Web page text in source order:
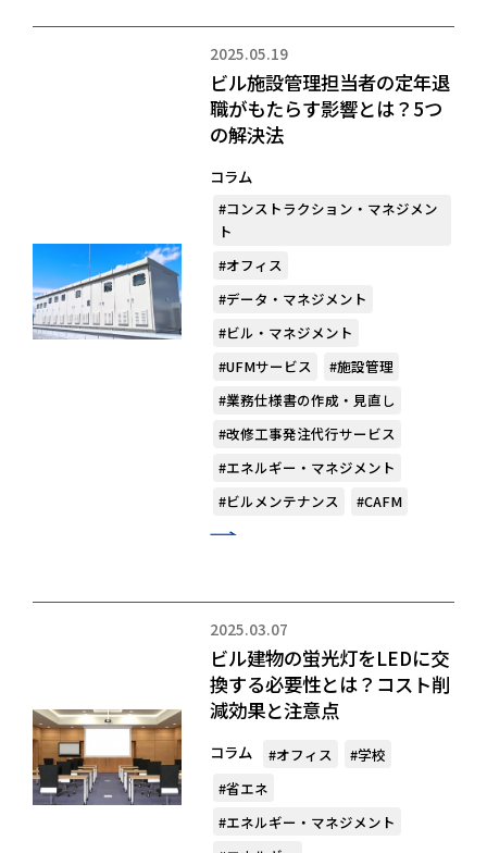
2025.05.19
ビル施設管理担当者の定年退
職がもたらす影響とは？5つ
の解決法
コラム
#コンストラクション・マネジメン
ト
#オフィス
#データ・マネジメント
#ビル・マネジメント
#UFMサービス
#施設管理
#業務仕様書の作成・見直し
#改修工事発注代行サービス
#エネルギー・マネジメント
#ビルメンテナンス
#CAFM
2025.03.07
ビル建物の蛍光灯をLEDに交
換する必要性とは？コスト削
減効果と注意点
コラム #オフィス
#学校
#省エネ
#エネルギー・マネジメント